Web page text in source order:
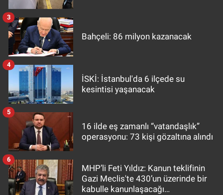
Bahçeli: 86 milyon kazanacak
3
İSKİ: İstanbul'da 6 ilçede su
kesintisi yaşanacak
4
16 ilde eş zamanlı “vatandaşlık”
operasyonu: 73 kişi gözaltına alındı
5
MHP’li Feti Yıldız: Kanun teklifinin
Gazi Meclis'te 430’un üzerinde bir
kabulle kanunlaşacağı
6